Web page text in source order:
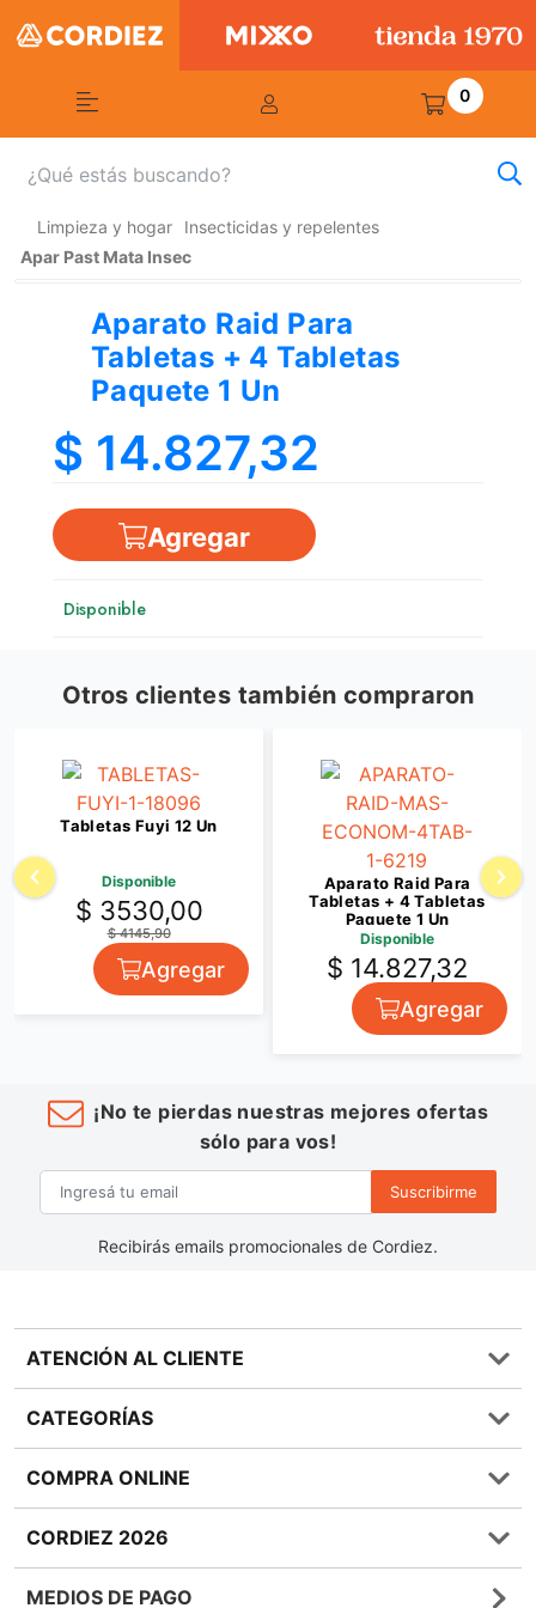
0
Limpieza y hogar
Insecticidas y repelentes
Apar Past Mata Insec
Aparato Raid Para
Tabletas + 4 Tabletas
Paquete 1 Un
$ 14.827,32
Agregar
Disponible
Otros clientes también compraron
Tabletas Fuyi 12 Un
Disponible
$ 3530,00
$ 4145,90
Agregar
Aparato Raid Para
Tabletas + 4 Tabletas
Paquete 1 Un
Disponible
$ 14.827,32
Agregar
¡No te pierdas nuestras mejores ofertas
sólo para vos!
Suscribirme
Recibirás emails promocionales de Cordiez.
ATENCIÓN AL CLIENTE
Preguntas frecuentes
0810 555 1970
Términos y condiciones
Política de Devoluciones
Bases y Condiciones de Sorteos
CATEGORÍAS
Bebidas
Lácteos
COMPRA ONLINE
Métodos de entrega
CORDIEZ 2026
MEDIOS DE PAGO